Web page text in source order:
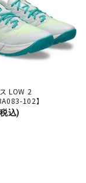
LOW 2
102】
込)